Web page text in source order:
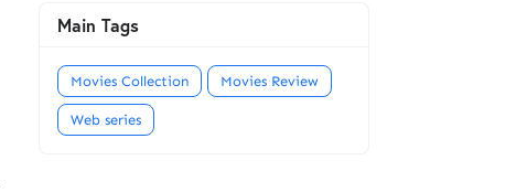
Main Tags
Movies Collection Movies Review
Web series